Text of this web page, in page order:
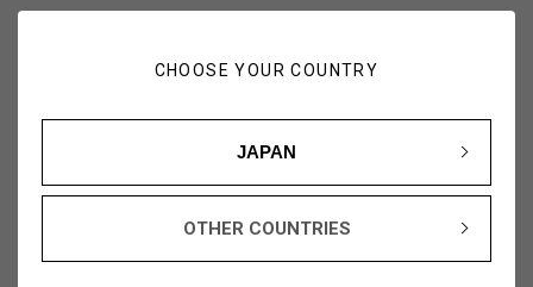
CHOOSE YOUR COUNTRY
JAPAN
OTHER COUNTRIES